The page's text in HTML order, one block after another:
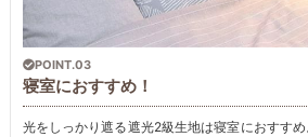
POINT.03
寝室におすすめ！
光をしっかり遮る遮光2級生地は寝室におすす